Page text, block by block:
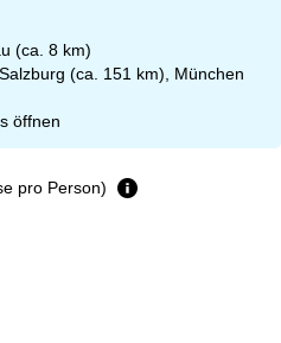
(ca. 8 km)
(ca. 151 km), München
öffnen
pro Person)